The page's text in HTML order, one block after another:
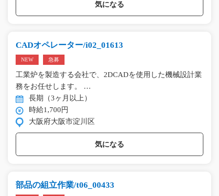
気になる
CADオペレーター/i02_01613
NEW 急募
工業炉を製造する会社で、2DCADを使用した機械設計業
務をお任せします。 …
長期（3ヶ月以上）
時給1,700円
大阪府大阪市淀川区
気になる
部品の組立作業/t06_00433